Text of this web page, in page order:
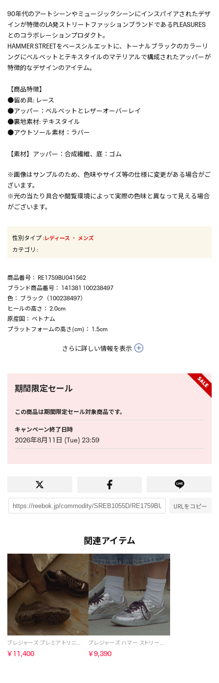
90年代のアートシーンやミュージックシーンにインスパイアされたデザ
インが特徴のLA発ストリートファッションブランドであるPLEASURES
とのコラボレーションプロダクト。
HAMMER STREETをベースシルエットに、トーナルブラックのカラーリ
ングにベルベットとテキスタイルのマテリアルで構成されたアッパーが
特徴的なデザインのアイテム。
【商品特徴】
●留め具: レース
●アッパー：ベルベットとレザーオーバーレイ
●裏地素材: テキスタイル
●アウトソール素材：ラバー
【素材】アッパー：合成繊維、底：ゴム
※画像はサンプルのため、色味やサイズ等の仕様に変更がある場合がご
ざいます。
※光の当たり具合や閲覧環境によって実際の色味と異なって見える場合
がございます。
性別タイプ:レディース ・ メンズ
カテゴリ :
商品番号 ： RE1759BU041562
ブランド商品番号 ： 141381 100238497
色 ： ブラック（100238497）
ヒールの高さ ： 2.0cm
原産国 ： ベトナム
プラットフォームの高さ(cm) ： 1.5cm
さらに詳しい情報を表示
期間限定セール
この商品は期間限定セール対象商品です。
キャンペーン終了日時
2026年8月11日 (Tue) 23:59
URLをコピー
関連アイテム
プレジャーズ プレミア トリニティ KFS / PLEASURES PREMIER TRINITY KFS （ブラック）
￥11,400
プレジャーズ ハマー ストリート / PLEASURES HAMMER STREET （シルバー）
￥9,390